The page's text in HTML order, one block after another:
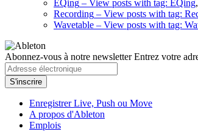
EQing – View posts with tag: EQing,
Recording – View posts with tag:
Wavetable – View posts with tag:
Abonnez-vous à notre newsletterEntrez votre
Enregistrer Live, Push ou Move
A propos d'Ableton
Emplois